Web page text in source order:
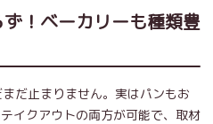
！ベーカリーも種類豊
だ止まりません。実はパンもお
イクアウトの両方が可能で、取材